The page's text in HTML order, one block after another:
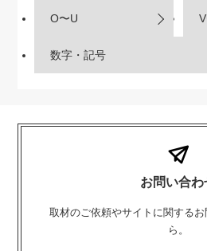
O〜U
数字・記号
お問い合わ
取材のご依頼やサイトに関する
ら。